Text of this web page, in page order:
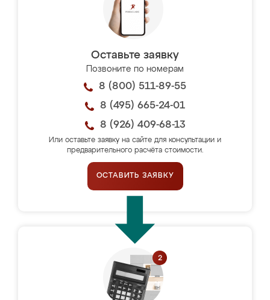
Оставьте заявку
Позвоните по номерам
8 (800) 511-89-55
8 (495) 665-24-01
8 (926) 409-68-13
Или оставьте заявку на сайте для консультации и
предварительного расчёта стоимости.
ОСТАВИТЬ ЗАЯВКУ